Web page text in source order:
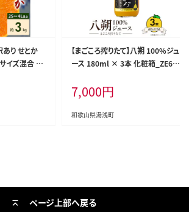
あり せとか
イズ混合 約
【まごころ搾りたて】八朔 100%ジュ
ース 180ml × 3本 化粧箱_ZE638
7,000円
和歌山県湯浅町
ページ上部へ戻る